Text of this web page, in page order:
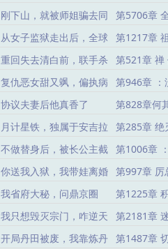
星
刚下山，就被师姐骗去同
居
第5706章
从女子监狱走出后，全球
震惊
第1217章
重回失去清白前，联手杀
神颠覆江山
第521章 禅
复仇恶女甜又飒，偏执病
娇缠上瘾
第946章 ：
协议夫妻后他真香了 第828章何
月计星铁，独属于安吉拉
的新生
第285章
不做替身后，被长公主截
胡赐婚
第1006章
你送我入狱，我带娃离婚
你哭什么
第997章 厉
我省府大秘，问鼎京圈 第1225章
我只想毁灭宗门，咋逆天
成神了楚星河
第2181章
开局丹田被废，我靠炼丹 第1487章